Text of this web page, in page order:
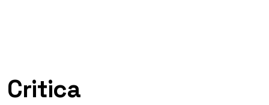
Critica